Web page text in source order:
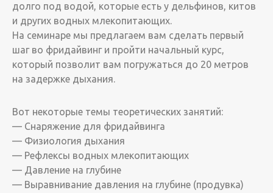
долго под водой, которые есть у дельфинов, китов
и других водных млекопитающих.
На семинаре мы предлагаем вам сделать первый
шаг во фридайвинг и пройти начальный курс,
который позволит вам погружаться до 20 метров
на задержке дыхания.
Вот некоторые темы теоретических занятий:
— Снаряжение для фридайвинга
— Физиология дыхания
— Рефлексы водных млекопитающих
— Давление на глубине
— Выравнивание давления на глубине (продувка)